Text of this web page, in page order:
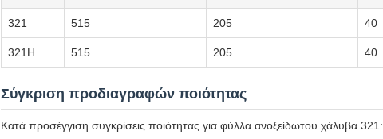
321 515 205 40
321H 515 205 40
Σύγκριση προδιαγραφών ποιότητας
Κατά προσέγγιση συγκρίσεις ποιότητας για φύλλα ανοξείδωτου χάλυβα 321: